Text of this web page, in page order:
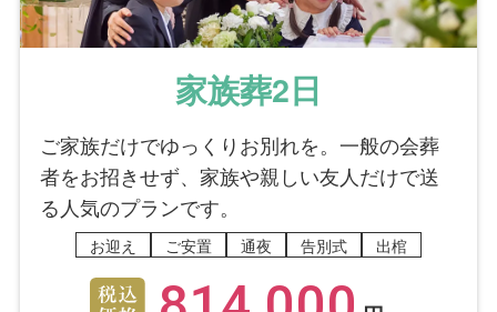
家族葬2日
ご家族だけでゆっくりお別れを。一般の会葬
者をお招きせず、家族や親しい友人だけで送
る人気のプランです。
お迎え ご安置 通夜 告別式 出棺